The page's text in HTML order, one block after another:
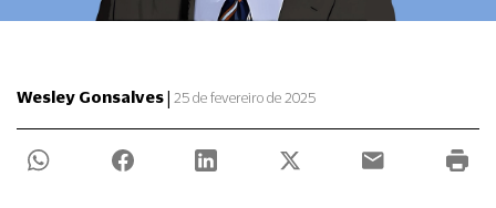
Wesley Gonsalves| 25 de fevereiro de 2025